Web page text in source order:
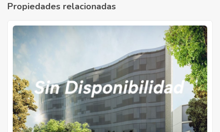
Propiedades relacionadas